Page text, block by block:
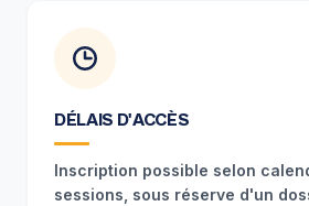
DÉLAIS D'ACCÈS
Inscription possible selon
sessions, sous réserve d'un